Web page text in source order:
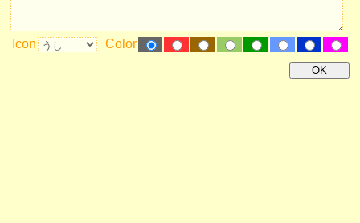
Icon Color